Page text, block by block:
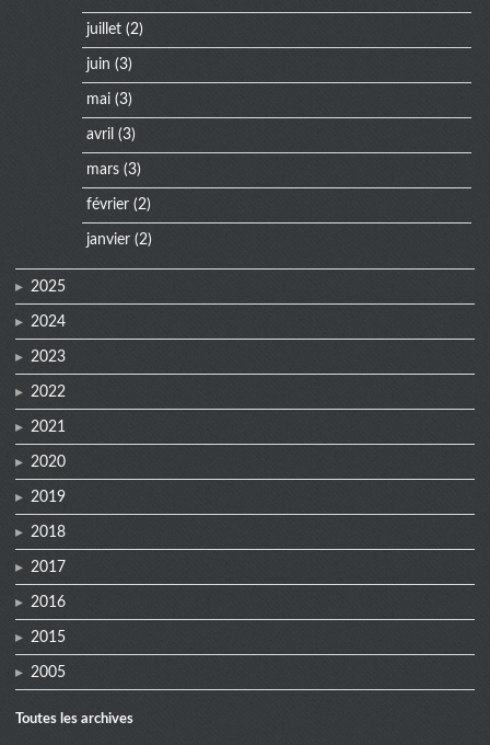
juillet(2)
juin (3)
mai(3)
avril (3)
mars(3)
février(2)
janvier(2)
2025
2024
2023
2022
2021
2020
2019
2018
2017
2016
2015
2005
Toutes les archives